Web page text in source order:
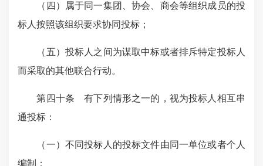
（四）属于同一集团、协会、商会等组织成员的投
标人按照该组织要求协同投标；
（五）投标人之间为谋取中标或者排斥特定投标人
而采取的其他联合行动。
第四十条 有下列情形之一的，视为投标人相互串
通投标：
（一）不同投标人的投标文件由同一单位或者个人
编制；